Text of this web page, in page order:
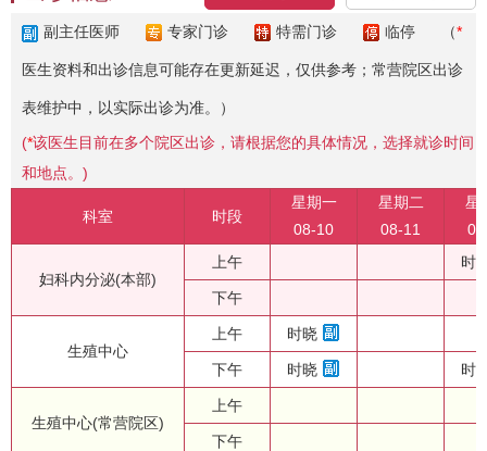
副主任医师 专家门诊 特需门诊 临停 （*
医生资料和出诊信息可能存在更新延迟，仅供参考；常营院区出诊
表维护中，以实际出诊为准。）
(*该医生目前在多个院区出诊，请根据您的具体情况，选择就诊时间
和地点。)
科室 时段
星期一
08-10
星期二
08-11
星
妇科内分泌(本部)
上午 时
下午
生殖中心
上午 时晓
下午 时晓 时
生殖中心(常营院区)
上午
下午